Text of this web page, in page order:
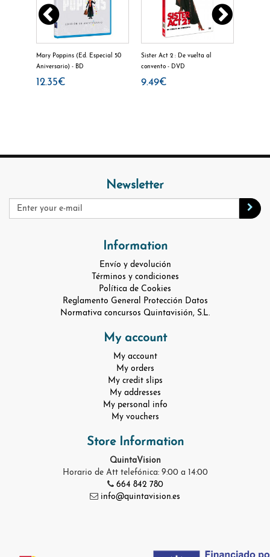
Mary Poppins (Ed. Especial 50
Aniversario) - BD
12.35€
Sister Act 2 : De vuelta al
convento - DVD
9.49€
Newsletter
Information
Envío y devolución
Términos y condiciones
Política de Cookies
Reglamento General Protección Datos
Normativa concursos Quintavisión, S.L.
My account
My account
My orders
My credit slips
My addresses
My personal info
My vouchers
Store Information
QuintaVision
Horario de Att telefónica: 9:00 a 14:00
664 842 780
info@quintavision.es